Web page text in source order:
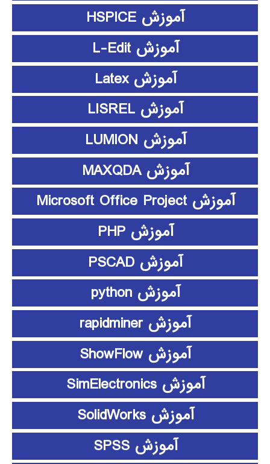
آموزش HSPICE
آموزش L-Edit
آموزش Latex
آموزش LISREL
آموزش LUMION
آموزش MAXQDA
آموزش Microsoft Office Project
آموزش PHP
آموزش PSCAD
آموزش python
آموزش rapidminer
آموزش ShowFlow
آموزش SimElectronics
آموزش SolidWorks
آموزش SPSS